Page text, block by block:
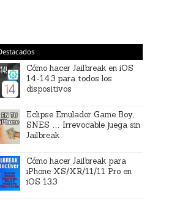
Cómo hacer Jailbreak en iOS
14-14.3 para todos los
dispositivos
Eclipse Emulador Game Boy,
SNES … Irrevocable juega sin
Jailbreak
Cómo hacer Jailbreak para
iPhone XS/XR/11/11 Pro en
iOS 13.3